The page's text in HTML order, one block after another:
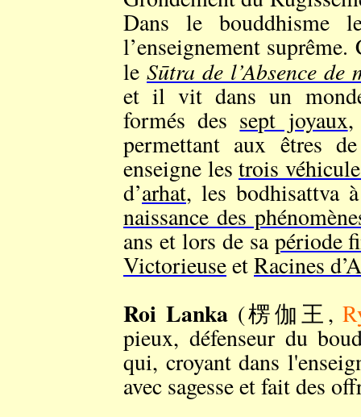
Dans le bouddhisme
l’enseignement
le Sūtra de l’Absence de
et il vit dans un
formés des sept joyaux,
permettant aux êtres
enseigne les trois
d’arhat, les bodhisattva
naissance des
ans et lors de sapériode
VictorieuseetRacines
Roi Lanka(楞伽王,
pieux, défenseur du
qui, croyant dans
avec sagesse et fait des